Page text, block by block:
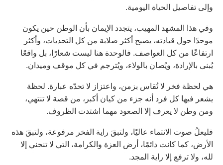
وإلى تفاصيل الحياة اليومية.
وفي هذا المشهد المهيب، يتجدد الإيمان بأن الوطن حين يكون
موحدًا حول قيادته، يصبح أكثر صلابة من كل التحديات، وأكثر
ارتفاعًا من كل العواصف. فالوحدة هنا ليست شعارًا، بل واقعًا
يُبنى بالإرادة، ويُصان بالولاء، ويُترجم في كل موقف وميدان.
هي لحظة فخر لا تُقاس بزمن، واعتزاز لا تحدّه عبارة. لحظة
يشعر فيها كل فرد أنه جزء من كيان أكبر، من قصة لا تنتهي،
ومن وطن لا يعرف إلا الصعود مهما اشتدت الظروف.
فليعلُ صوت الانتماء عاليًا، ولتبقَ راية الفخر مرفوعة، ولتبقَ هذه
الأرض، كما كانت دائمًا، أرض العزة والكرامة، التي لا تنحني إلا
لله، ولا ترفع إلا راية المجد.